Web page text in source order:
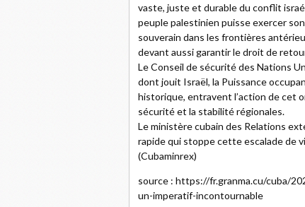
vaste, juste et durable du conflit
peuple palestinien puisse exercer
souverain dans les frontières
devant aussi garantir le droit de
Le Conseil de sécurité des Nations
dont jouit Israël, la Puissance
historique, entravent l’action de cet
sécurité et la stabilité régionales.
Le ministère cubain des Relations
rapide qui stoppe cette escalade de
(Cubaminrex)
source : https://fr.granma.cu/cuba/
un-imperatif-incontournable